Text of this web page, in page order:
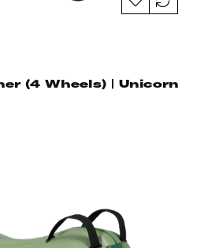
(4 Wheels) | Unicorn